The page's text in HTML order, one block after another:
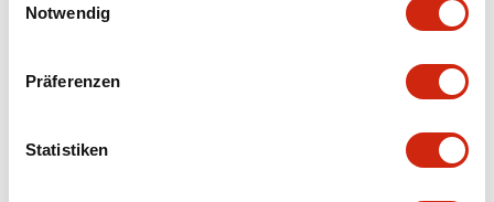
Notwendig
Präferenzen
Statistiken
Electrical Specifications (rated illuminated